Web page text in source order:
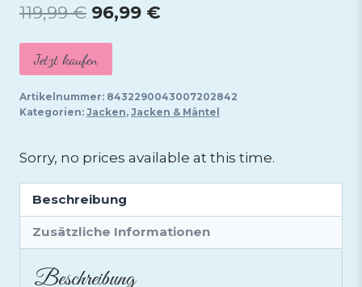
119,99€ Ursprünglicher
Preis
war:
119,99 €
96,99 €
96,99 €.
Jetzt kaufen
Artikelnummer: 8432290043007202842
Kategorien: Jacken, Jacken & Mäntel
Sorry, no prices available at this time.
Beschreibung
Zusätzliche Informationen
Beschreibung